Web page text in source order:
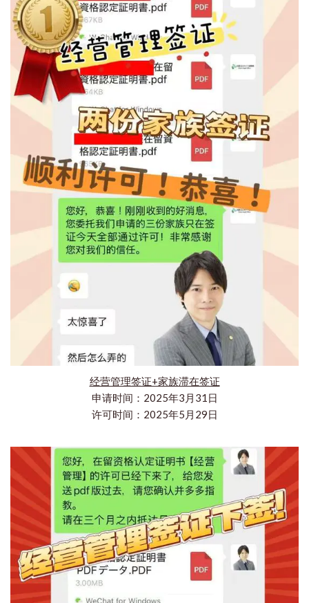
经营管理签证+家族滞在签证
申请时间：2025年3月31日
许可时间：2025年5月29日